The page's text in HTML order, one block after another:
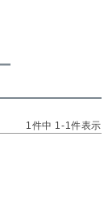
1件中 1-1件表示